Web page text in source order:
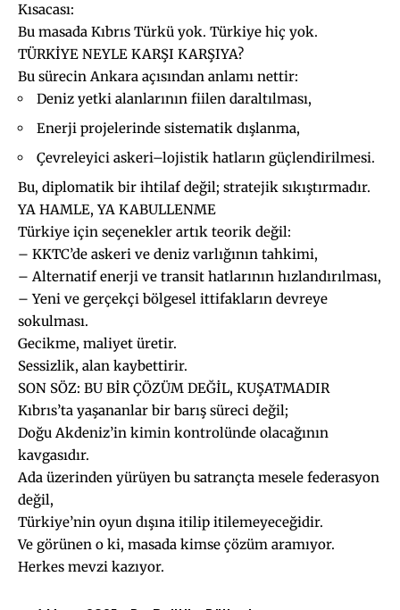
Kısacası:
Bu masada Kıbrıs Türkü yok. Türkiye hiç yok.
TÜRKİYE NEYLE KARŞI KARŞIYA?
Bu sürecin Ankara açısından anlamı nettir:
Deniz yetki alanlarının fiilen daraltılması,
Enerji projelerinde sistematik dışlanma,
Çevreleyici askeri–lojistik hatların güçlendirilmesi.
Bu, diplomatik bir ihtilaf değil; stratejik sıkıştırmadır.
YA HAMLE, YA KABULLENME
Türkiye için seçenekler artık teorik değil:
– KKTC’de askeri ve deniz varlığının tahkimi,
– Alternatif enerji ve transit hatlarının hızlandırılması,
– Yeni ve gerçekçi bölgesel ittifakların devreye
sokulması.
Gecikme, maliyet üretir.
Sessizlik, alan kaybettirir.
SON SÖZ: BU BİR ÇÖZÜM DEĞİL, KUŞATMADIR
Kıbrıs’ta yaşananlar bir barış süreci değil;
Doğu Akdeniz’in kimin kontrolünde olacağının
kavgasıdır.
Ada üzerinden yürüyen bu satrançta mesele federasyon
değil,
Türkiye’nin oyun dışına itilip itilemeyeceğidir.
Ve görünen o ki, masada kimse çözüm aramıyor.
Herkes mevzi kazıyor.